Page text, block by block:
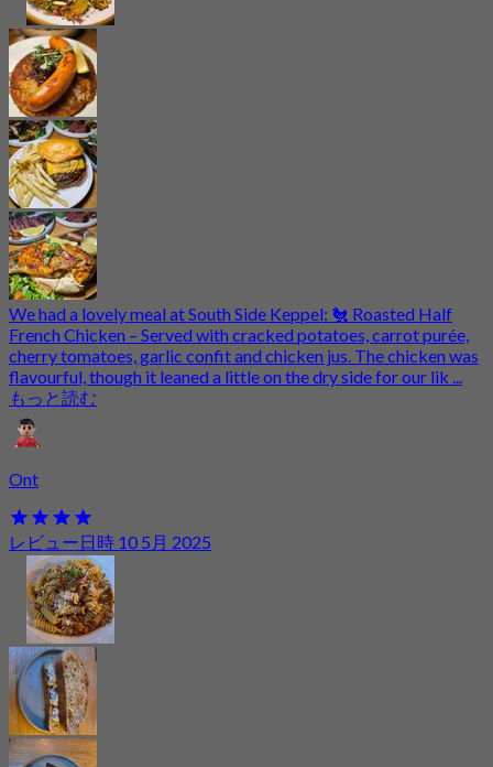
We had a lovely meal at South Side Keppel: 🐔 Roasted Half
French Chicken – Served with cracked potatoes, carrot purée,
cherry tomatoes, garlic confit and chicken jus. The chicken was
flavourful, though it leaned a little on the dry side for our lik ...
もっと読む
Ont
レビュー日時 10 5月 2025